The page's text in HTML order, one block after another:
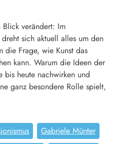
verändert: Im
sich aktuell alles um den
die Frage, wie Kunst das
kann. Warum die Ideen der
bis heute nachwirken und
ganz besondere Rolle spielt,
Gabriele Münter